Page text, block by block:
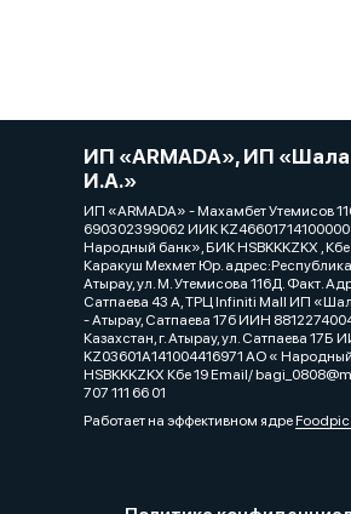
ИП «ARMADA», ИП
И.А.»
ИП «ARMADA» - Махамбет Утемисов
690302399062 ИИК
Народный банк», БИК HSBKKKZKX , Кбе
Каракуш Мехмет Юр. адрес:Республика
Атырау, ул. М. Утемисова 116Д. Факт.
Сатпаева 43 А, ТРЦ Infiniti Mall ИП
- Атырау, Сатпаева 17б ИИН
Казахстан, г. Атырау, ул. Сатпаева 17Б
KZ03601A141004416971 АО «
HSBKKKZKX Кбе 19 Email/
707 111 66 01
Работает на эффективном ядре